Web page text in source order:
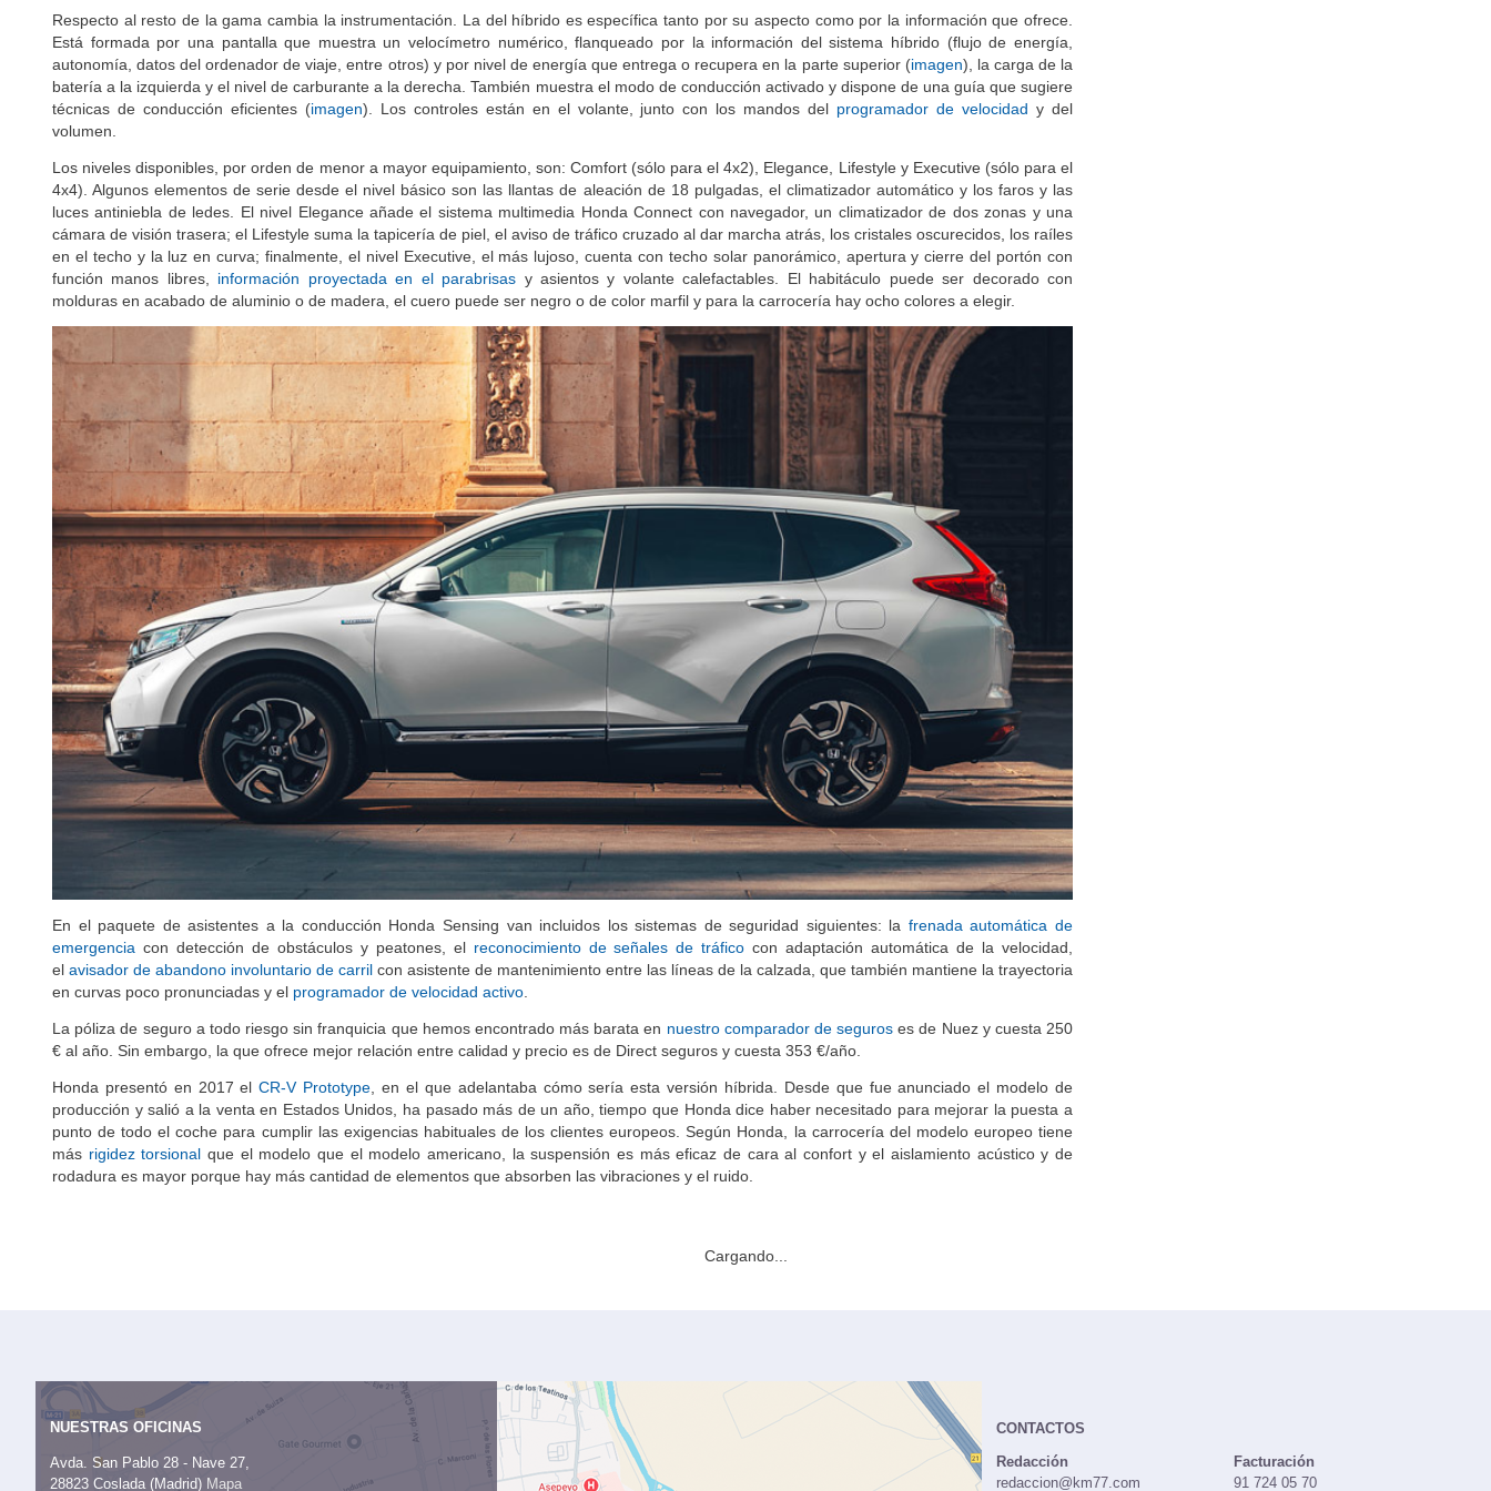
Respecto al resto de la gama cambia la instrumentación. La del híbrido es específica tanto por su aspecto como por la información que ofrece.
Está formada por una pantalla que muestra un velocímetro numérico, flanqueado por la información del sistema híbrido (flujo de energía,
autonomía, datos del ordenador de viaje, entre otros) y por nivel de energía que entrega o recupera en la parte superior (imagen), la carga de la
batería a la izquierda y el nivel de carburante a la derecha. También muestra el modo de conducción activado y dispone de una guía que sugiere
técnicas de conducción eficientes (imagen). Los controles están en el volante, junto con los mandos del programador de velocidad y del
volumen.
Los niveles disponibles, por orden de menor a mayor equipamiento, son: Comfort (sólo para el 4x2), Elegance, Lifestyle y Executive (sólo para el
4x4). Algunos elementos de serie desde el nivel básico son las llantas de aleación de 18 pulgadas, el climatizador automático y los faros y las
luces antiniebla de ledes. El nivel Elegance añade el sistema multimedia Honda Connect con navegador, un climatizador de dos zonas y una
cámara de visión trasera; el Lifestyle suma la tapicería de piel, el aviso de tráfico cruzado al dar marcha atrás, los cristales oscurecidos, los raíles
en el techo y la luz en curva; finalmente, el nivel Executive, el más lujoso, cuenta con techo solar panorámico, apertura y cierre del portón con
función manos libres, información proyectada en el parabrisas y asientos y volante calefactables. El habitáculo puede ser decorado con
molduras en acabado de aluminio o de madera, el cuero puede ser negro o de color marfil y para la carrocería hay ocho colores a elegir.
En el paquete de asistentes a la conducción Honda Sensing van incluidos los sistemas de seguridad siguientes: la frenada automática de
emergencia con detección de obstáculos y peatones, el reconocimiento de señales de tráfico con adaptación automática de la velocidad,
el avisador de abandono involuntario de carril con asistente de mantenimiento entre las líneas de la calzada, que también mantiene la trayectoria
en curvas poco pronunciadas y el programador de velocidad activo
La póliza de seguro a todo riesgo sin franquicia que hemos encontrado más barata en nuestro comparador de seguros es de Nuez y cuesta 250
€ al año. Sin embargo, la que ofrece mejor relación entre calidad y precio es de Direct seguros y cuesta 353 €/año.
Honda presentó en 2017 elCR-V Prototype , en el que adelantaba cómo sería esta versión híbrida. Desde que fue anunciado el modelo de
producción y salió a la venta en Estados Unidos, ha pasado más de un año, tiempo que Honda dice haber necesitado para mejorar la puesta a
punto de todo el coche para cumplir las exigencias habituales de los clientes europeos. Según Honda, la carrocería del modelo europeo tiene
más rigidez torsional que el modelo que el modelo americano, la suspensión es más eficaz de cara al confort y el aislamiento acústico y de
rodadura es mayor porque hay más cantidad de elementos que absorben las vibraciones y el ruido.
Cargando...
NUESTRAS OFICINAS
Avda. San Pablo 28 - Nave 27,
28823 Coslada (Madrid) Mapa
CONTACTOS
Redacción
redaccion@km77.com
Facturación
91 724 05 70